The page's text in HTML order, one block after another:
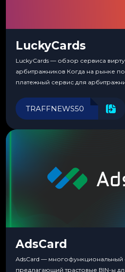
LuckyCards
LuckyCards — обзор сервиса
арбитражников Когда на рынке
платежный сервис для
перестаешь воспринимать
пока тот не докажет обратное
TRAFFNEWS50
AdsCard
AdsCard — многофункциональный
предлагающий трастовые BIN-ы